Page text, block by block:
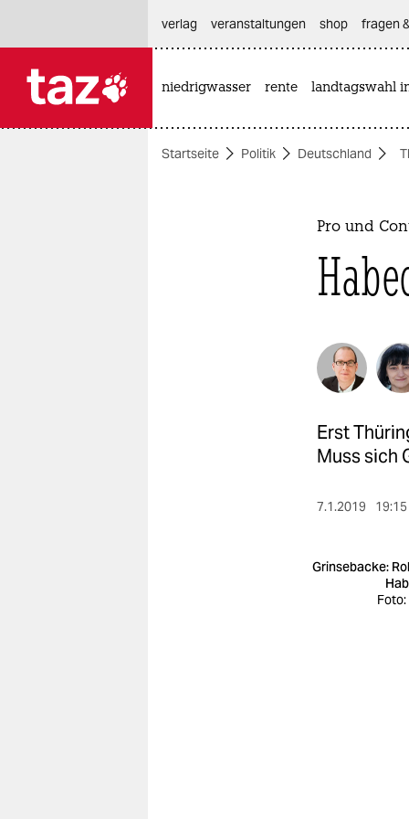
themen
verlag
veranstaltungen shop fragen
niedrigwasser rente landtagswahl
Startseite Politik Deutschland
Pro und
Erst
Muss sich
7.1.2019
Grinsebacke: